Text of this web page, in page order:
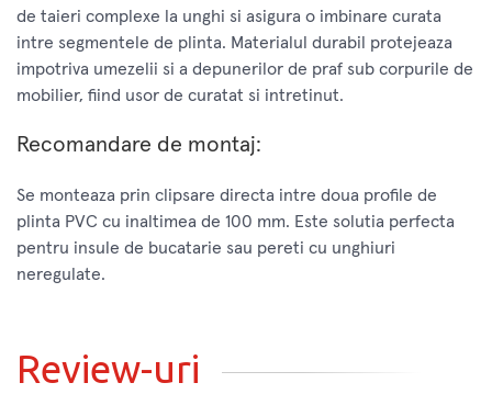
de taieri complexe la unghi si asigura o imbinare curata
intre segmentele de plinta. Materialul durabil protejeaza
impotriva umezelii si a depunerilor de praf sub corpurile de
mobilier, fiind usor de curatat si intretinut.
Recomandare de montaj:
Se monteaza prin clipsare directa intre doua profile de
plinta PVC cu inaltimea de 100 mm. Este solutia perfecta
pentru insule de bucatarie sau pereti cu unghiuri
neregulate.
Review-uri